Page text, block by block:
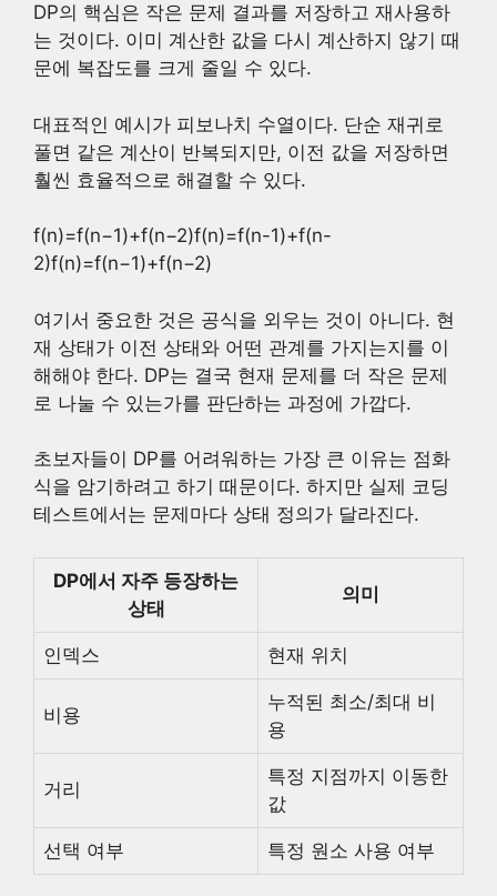
DP의 핵심은 작은 문제 결과를 저장하고 재사용하
는 것이다. 이미 계산한 값을 다시 계산하지 않기 때
문에 복잡도를 크게 줄일 수 있다.
대표적인 예시가 피보나치 수열이다. 단순 재귀로
풀면 같은 계산이 반복되지만, 이전 값을 저장하면
훨씬 효율적으로 해결할 수 있다.
f(n)=f(n−1)+f(n−2)f(n)=f(n-1)+f(n-
2)f(n)=f(n−1)+f(n−2)
여기서 중요한 것은 공식을 외우는 것이 아니다. 현
재 상태가 이전 상태와 어떤 관계를 가지는지를 이
해해야 한다. DP는 결국 현재 문제를 더 작은 문제
로 나눌 수 있는가를 판단하는 과정에 가깝다.
초보자들이 DP를 어려워하는 가장 큰 이유는 점화
식을 암기하려고 하기 때문이다. 하지만 실제 코딩
테스트에서는 문제마다 상태 정의가 달라진다.
DP에서 자주 등장하는
상태
의미
인덱스 현재 위치
비용
누적된 최소/최대 비
용
거리
특정 지점까지 이동한
값
선택 여부 특정 원소 사용 여부